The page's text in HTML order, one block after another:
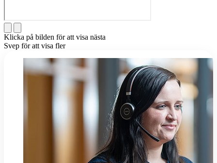
Klicka på bilden för att visa nästa
Svep för att visa fler